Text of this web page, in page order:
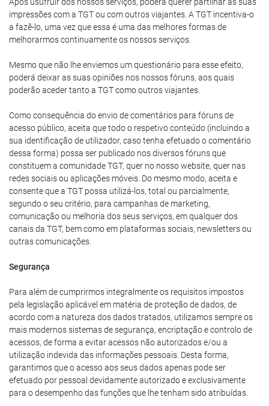
impressões com a TGT ou com outros viajantes. A TGT incentiva-o
a fazê-lo, uma vez que essa é uma das melhores formas de
melhorarmos continuamente os nossos serviços.
Mesmo que não lhe enviemos um questionário para esse efeito,
poderá deixar as suas opiniões nos nossos fóruns, aos quais
poderão aceder tanto a TGT como outros viajantes.
Como consequência do envio de comentários para fóruns de
acesso público, aceita que todo o respetivo conteúdo (incluindo a
sua identificação de utilizador, caso tenha efetuado o comentário
dessa forma) possa ser publicado nos diversos fóruns que
constituem a comunidade TGT, quer no nosso website, quer nas
redes sociais ou aplicações móveis. Do mesmo modo, aceita e
consente que a TGT possa utilizá-los, total ou parcialmente,
segundo o seu critério, para campanhas de marketing,
comunicação ou melhoria dos seus serviços, em qualquer dos
canais da TGT, bem como em plataformas sociais, newsletters ou
outras comunicações.
Segurança
Para além de cumprirmos integralmente os requisitos impostos
pela legislação aplicável em matéria de proteção de dados, de
acordo com a natureza dos dados tratados, utilizamos sempre os
mais modernos sistemas de segurança, encriptação e controlo de
acessos, de forma a evitar acessos não autorizados e/ou a
utilização indevida das informações pessoais. Desta forma,
garantimos que o acesso aos seus dados apenas pode ser
efetuado por pessoal devidamente autorizado e exclusivamente
para o desempenho das funções que lhe tenham sido atribuídas.